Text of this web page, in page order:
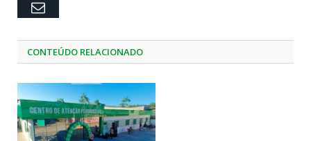
Email
CONTEÚDO RELACIONADO